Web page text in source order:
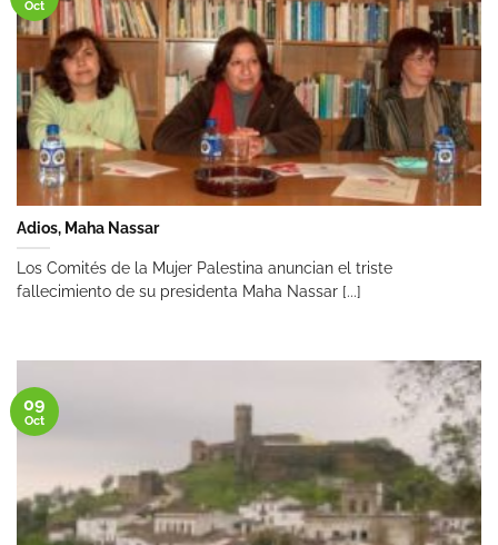
Adios, Maha Nassar
Los Comités de la Mujer Palestina anuncian el triste
fallecimiento de su presidenta Maha Nassar [...]
Oct
09
Oct